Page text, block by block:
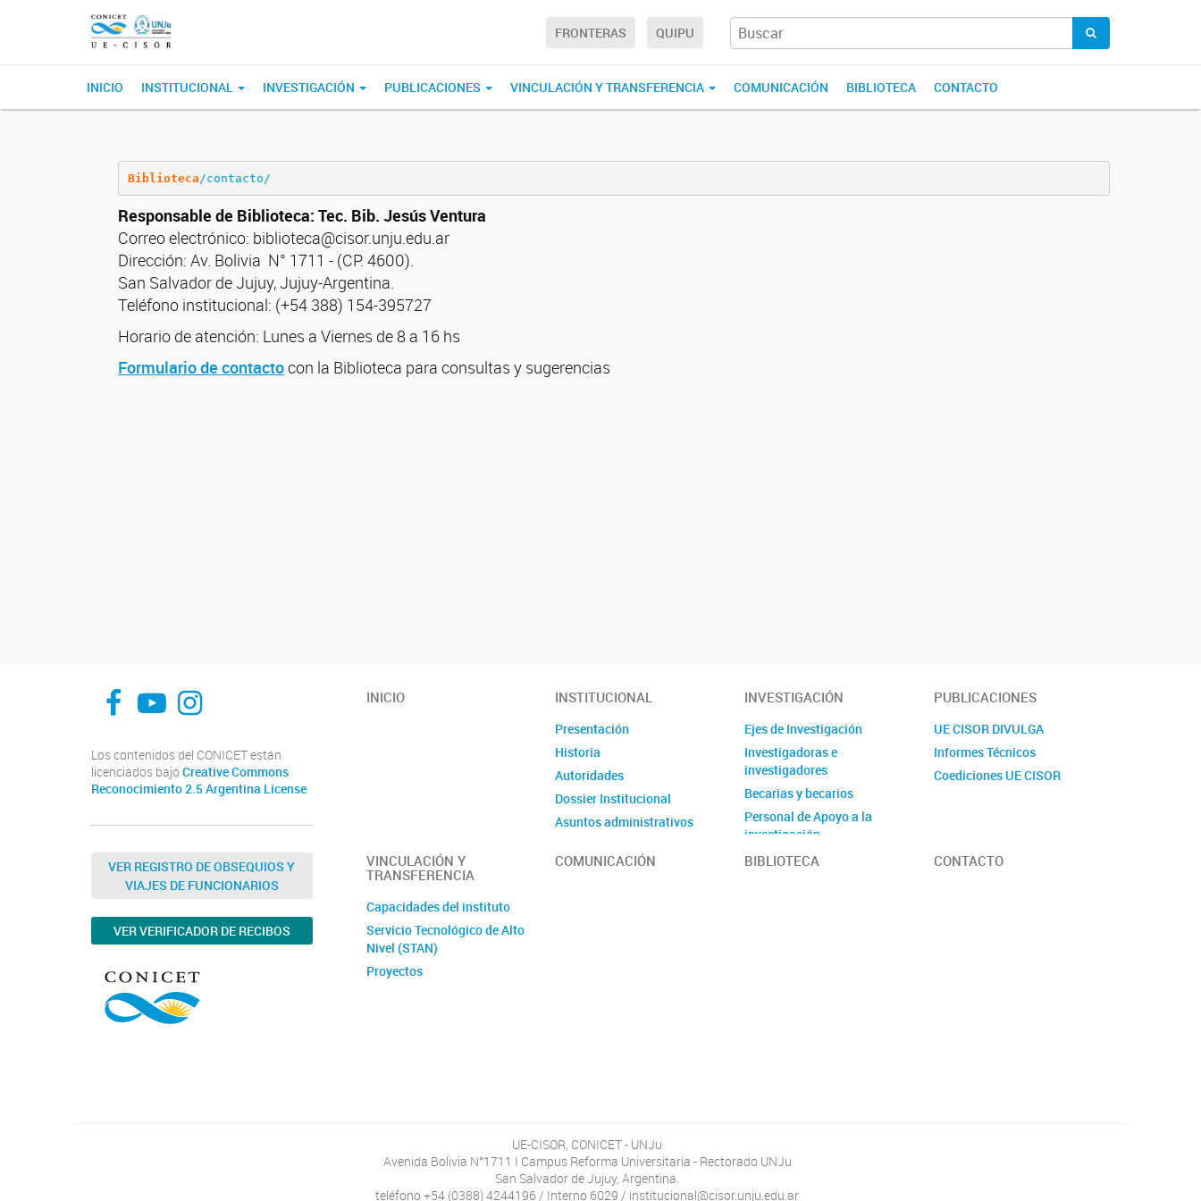
FRONTERAS QUIPU
INICIO INSTITUCIONAL INVESTIGACIÓN PUBLICACIONES VINCULACIÓN Y TRANSFERENCIA COMUNICACIÓN BIBLIOTECA CONTACTO
Biblioteca /contacto/
Responsable de Biblioteca: Tec. Bib. Jesús Ventura
Correo electrónico: biblioteca@cisor.unju.edu.ar
Dirección: Av. Bolivia N° 1711 - (CP. 4600).
San Salvador de Jujuy, Jujuy-Argentina.
Teléfono institucional: (+54 388) 154-395727
Horario de atención: Lunes a Viernes de 8 a 16 hs
Formulario de contactocon la Biblioteca para consultas y sugerencias
Facebook UE CISOR
Canal YouTube UE CISORInstagram UE CISOR
Los contenidos del CONICET están
licenciados bajo Creative Commons
Reconocimiento 2.5 Argentina License
VER REGISTRO DE OBSEQUIOS Y
VIAJES DE FUNCIONARIOS
VER VERIFICADOR DE RECIBOS
INICIO INSTITUCIONAL
Presentación
Historia
Autoridades
Dossier Institucional
Asuntos administrativos
INVESTIGACIÓN
Ejes de Investigación
Investigadoras e
investigadores
Becarias y becarios
Personal de Apoyo a la
investigación
Asociados y adscriptos
PUBLICACIONES
UE CISOR DIVULGA
Informes Técnicos
Coediciones UE CISOR
VINCULACIÓN Y
TRANSFERENCIA
Capacidades del instituto
Servicio Tecnológico de Alto
Nivel (STAN)
Proyectos
COMUNICACIÓN BIBLIOTECA CONTACTO
UE-CISOR, CONICET - UNJu
Avenida Bolivia N°1711 I Campus Reforma Universitaria - Rectorado UNJu
San Salvador de Jujuy, Argentina.
teléfono +54 (0388) 4244196 / Interno 6029 / institucional@cisor.unju.edu.ar